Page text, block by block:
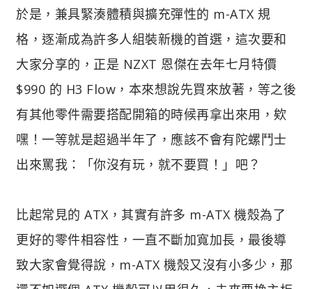
於是，兼具緊湊體積與擴充彈性的 m-ATX 規
格，逐漸成為許多人組裝新機的首選，這次要和
大家分享的，正是 NZXT 恩傑在去年七月特價
$990 的 H3 Flow，本來想說先買來放著，等之後
有其他零件需要搭配開箱的時候再拿出來用，欸
嘿！一等就是超過半年了，應該不會有陀螺鬥士
出來罵我：「你沒有玩，就不要買！」吧？
比起常見的 ATX，其實有許多 m-ATX 機殼為了
更好的零件相容性，一直不斷加寬加長，最後導
致大家會覺得說，m-ATX 機殼又沒有小多少，那